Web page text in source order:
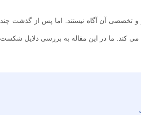
و تخصصی آن آگاه نیستند. اما پس از گذشت چند
می کند. ما در این مقاله به بررسی دلایل شکست